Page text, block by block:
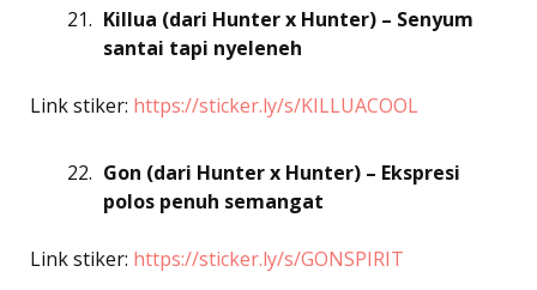
Killua (dari Hunter x Hunter) – Senyum
santai tapi nyeleneh
Link stiker: https://sticker.ly/s/KILLUACOOL
Gon (dari Hunter x Hunter) – Ekspresi
polos penuh semangat
Link stiker: https://sticker.ly/s/GONSPIRIT